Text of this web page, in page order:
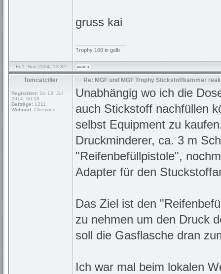
gruss kai
Trophy 160 in gelb
Fr 1. Nov 2024, 13:32
Tomcatciller
Registriert: So 13. Jul
2014, 00:58
Beiträge: 1211
Wohnort: Chemnitz
Re: MGF und MGF Trophy Stickstoffkammer
Unabhängig wo ich die
auch Stickstoff nachfüllen
selbst Equipment zu
Druckminderer, ca. 3 m
"Reifenbefüllpistole",
Adapter für den
Das Ziel ist den
zu nehmen um den Druck
soll die Gasflasche dran
Ich war mal beim lokalen